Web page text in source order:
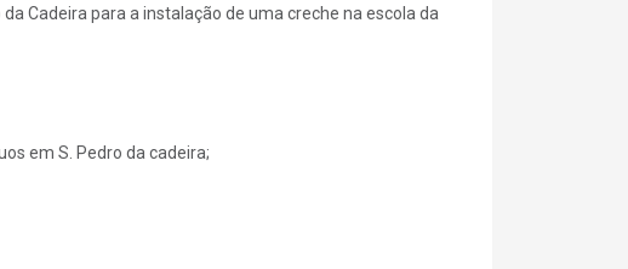
Cadeira para a instalação de uma creche na escola da
em S. Pedro da cadeira;